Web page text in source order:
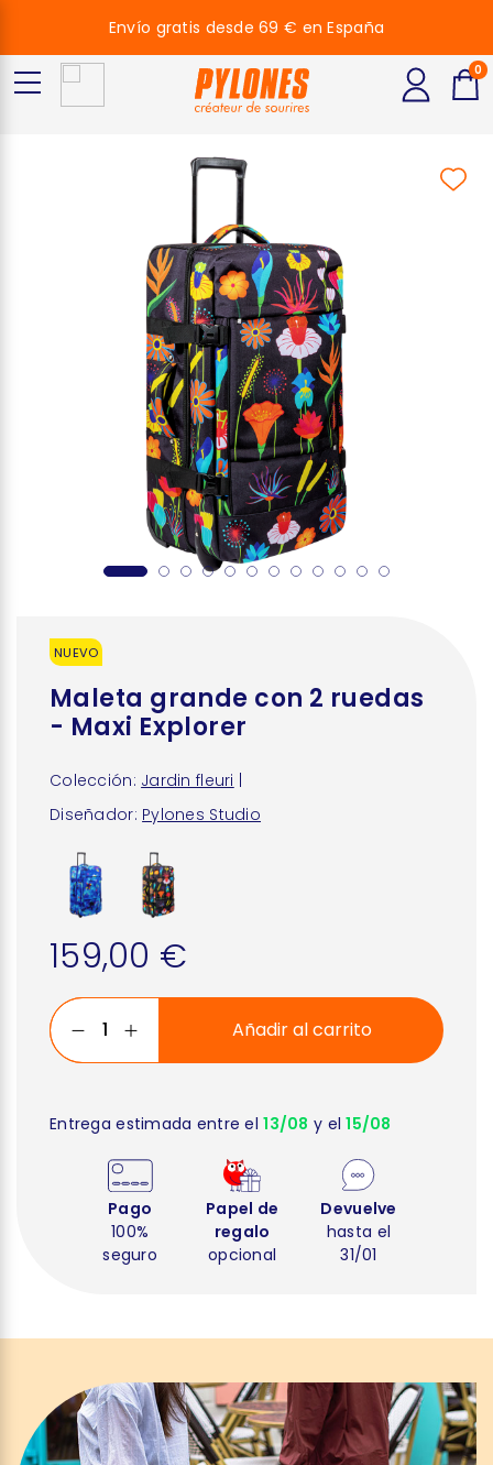
NUEVO
Maleta grande con 2 ruedas
- Maxi Explorer
Colección: Jardin fleuri
Diseñador: Pylones Studio
159,00 €
Añadir al carrito
Entrega estimada entre el13/08 y el15/08
Pago
100%
seguro
Papel de
regalo
opcional
Devuelve
hasta el
31/01
Envío gratis desde 69 € en España
0